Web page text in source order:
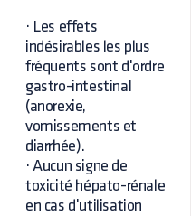
· Les effets
indésirables les plus
fréquents sont d'ordre
gastro-intestinal
(anorexie,
vomissements et
diarrhée).
· Aucun signe de
toxicité hépato-rénale
en cas d'utilisation